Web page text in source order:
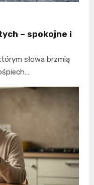
– spokojne i
słowa brzmią